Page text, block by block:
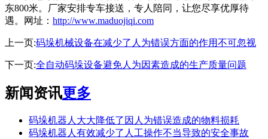
东800米。厂家安排专车接送，专人陪同，让您尽享优厚待
遇。网址： http://www.maduojiqi.com
上一页:码垛机械设备在减少了人为错误方面的作用不可忽视
下一页:全自动码垛设备避免人为因素造成的生产质量问题
新闻资讯更多
码垛机器人大大降低了因人为错误造成的物料损耗
码垛机器人有效减少了人工操作不当导致的安全事故